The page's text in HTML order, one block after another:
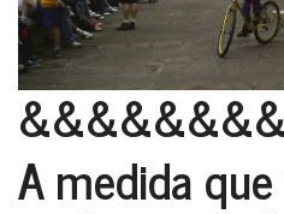
A medida